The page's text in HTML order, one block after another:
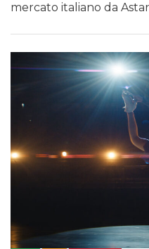
mercato italiano da